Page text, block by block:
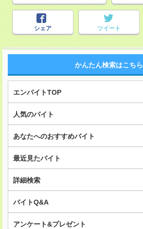
シェア ツイート
かんたん検索はこちら
エンバイトTOP
人気のバイト
あなたへのおすすめバイト
最近見たバイト
詳細検索
バイトQ&A
アンケート&プレゼント